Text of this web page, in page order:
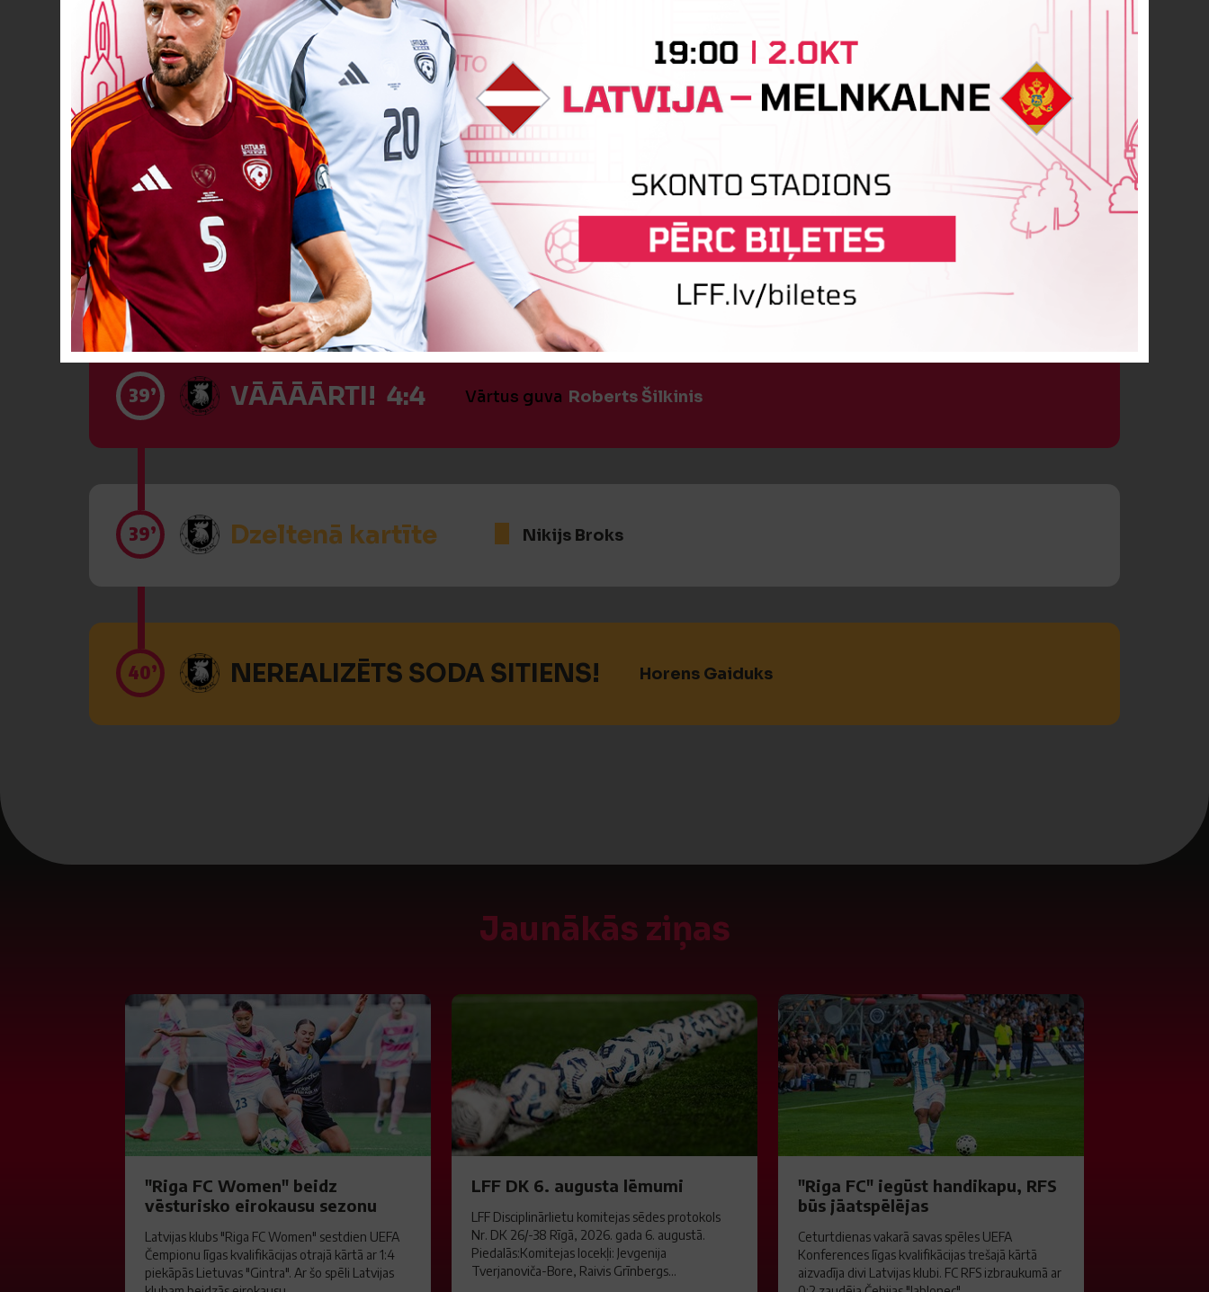
36’ VĀĀĀĀRTI! 3:4 Vārtus guva
39’ NEREALIZĒTS SODA SITIENS! Artūrs Padoms
39’ VĀĀĀĀRTI! 4:4 Vārtus guva Roberts Šilkinis
39’ Dzeltenā kartīte Nikijs Broks
40’ NEREALIZĒTS SODA SITIENS! Horens Gaiduks
Jaunākās ziņas
"Riga FC Women" beidz
vēsturisko eirokausu sezonu
Latvijas klubs "Riga FC Women" sestdien UEFA
Čempionu līgas kvalifikācijas otrajā kārtā ar 1:4
piekāpās Lietuvas "Gintra". Ar šo spēli Latvijas
LFF DK 6. augusta lēmumi
LFF Disciplinārlietu komitejas sēdes protokols
Nr. DK 26/-38 Rīgā, 2026. gada 6. augustā.
Piedalās:Komitejas locekļi: Jevgenija
Tverjanoviča-Bore, Raivis Grīnbergs...
"Riga FC" iegūst handikapu, RFS
būs jāatspēlējas
Ceturtdienas vakarā savas spēles UEFA
Konferences līgas kvalifikācijas trešajā kārtā
aizvadīja divi Latvijas klubi. FC RFS izbraukumā ar